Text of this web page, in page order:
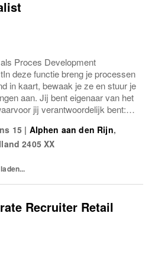
Proces Development
deze functie breng je processen
in kaart, bewaak je ze en stuur je
aan. Jij bent eigenaar van het
jij verantwoordelijk bent:
hebt getoetst en afgestemd met...
15 | Alphen aan den Rijn,
2405 XX
Recruiter Retail